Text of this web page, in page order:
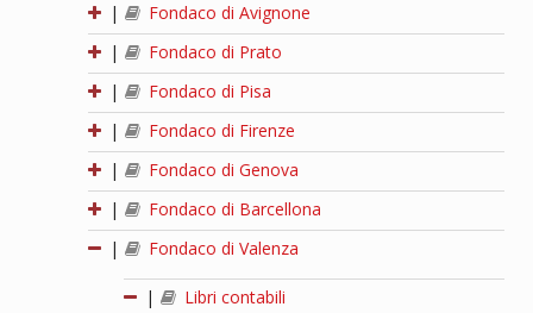
|
Fondaco di Avignone
|
Fondaco di Prato
|
Fondaco di Pisa
|
Fondaco di Firenze
|
Fondaco di Genova
|
Fondaco di Barcellona
|
Fondaco di Valenza
| Libri contabili